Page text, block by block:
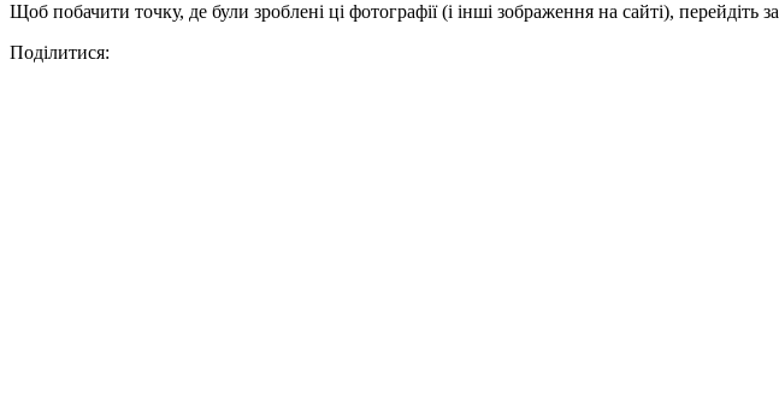
Щоб побачити точку, де були зроблені ці фотографії (і інші зображення на сайті), перейдіть за
Поділитися: